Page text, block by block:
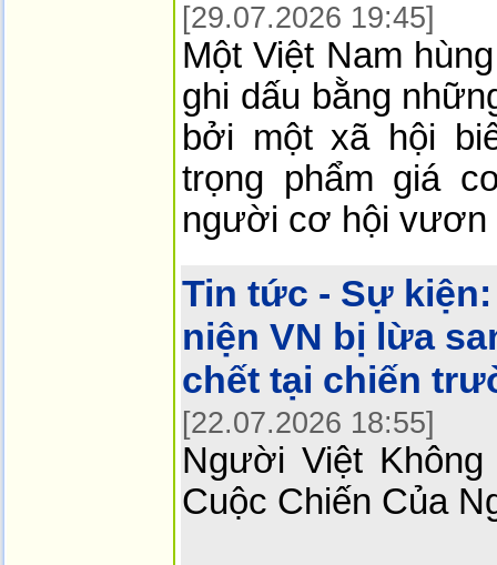
[29.07.2026 19:45]
Một Việt Nam
ghi dấu bằng
bởi một xã hội
trọng phẩm giá
người cơ hội vươn
Tin tức - Sự kiện:
niện VN bị lừa
chết tại chiến
[22.07.2026 18:55]
Người Việt
Cuộc Chiến Của